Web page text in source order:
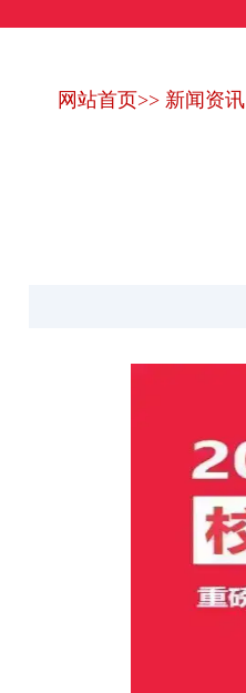
网站首页>> 新闻资讯